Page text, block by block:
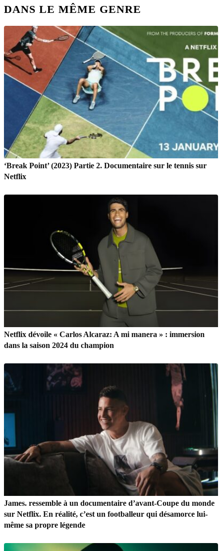
DANS LE MÊME GENRE
‘Break Point’ (2023) Partie 2. Documentaire sur le tennis sur
Netflix
Netflix dévoile « Carlos Alcaraz: A mi manera » : immersion
dans la saison 2024 du champion
James. ressemble à un documentaire d’avant-Coupe du monde
sur Netflix. En réalité, c’est un footballeur qui désamorce lui-
même sa propre légende